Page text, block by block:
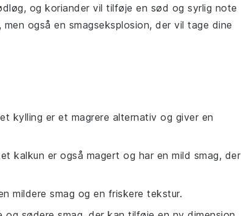
, og koriander vil tilføje en sød og syrlig note
også en smagseksplosion, der vil tage dine
kylling er et magrere alternativ og giver en
kalkun er også magert og har en mild smag, der
mildere smag og en friskere tekstur.